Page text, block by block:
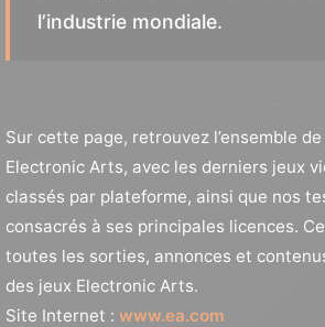
l’industrie mondiale.
Sur cette page, retrouvez l’ensemble
Electronic Arts, avec les derniers jeux
classés par plateforme, ainsi que nos
consacrés à ses principales licences.
toutes les sorties, annonces et
des jeux Electronic Arts.
Site Internet : www.ea.com